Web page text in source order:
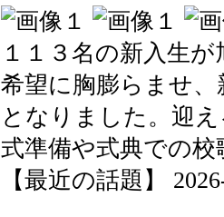
１１３名の新入生
希望に胸膨らませ
となりました。迎
式準備や式典での
【最近の話題】